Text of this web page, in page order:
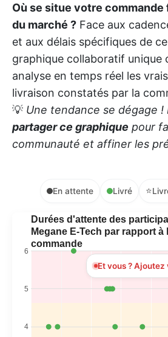
Où se situe votre commande
du marché ? Face aux
et aux délais spécifiques de
graphique collaboratif unique
analyse en temps réel les
livraison constatés par la
💡 Une tendance se dégage !
partager ce graphique pour
communauté et affiner les
En attente Livré ⭐
Et vous ?
Durées d'attente des
Megane E-Tech par rapport à
commande
4
5
6